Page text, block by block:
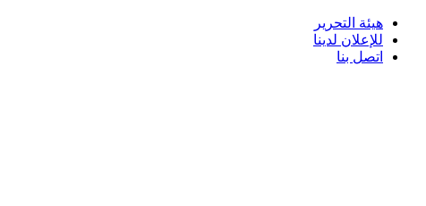
هيئة التحرير
للإعلان لدينا
اتصل بنا